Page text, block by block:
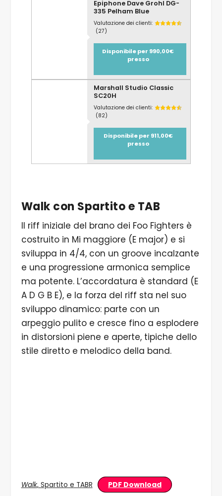
Epiphone Dave Grohl DG-
335 Pelham Blue
Valutazione dei clienti:
(27)
Disponibile per 990,00€
presso
Marshall Studio Classic
SC20H
Valutazione dei clienti:
(82)
Disponibile per 911,00€
presso
Walk con Spartito e TAB
Il riff iniziale del brano dei Foo Fighters è
costruito in Mi maggiore (E major) e si
sviluppa in 4/4, con un groove incalzante
e una progressione armonica semplice
ma potente. L’accordatura è standard (E
A D G B E), e la forza del riff sta nel suo
sviluppo dinamico: parte con un
arpeggio pulito e cresce fino a esplodere
in distorsioni piene e aperte, tipiche dello
stile diretto e melodico della band.
Walk, Spartito e TABR PDF Download